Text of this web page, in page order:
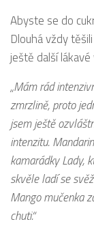
Abyste se do
Dlouhá vždy
ještě další lákavé
„Mám rád
zmrzlině, proto
jsem ještě
intenzitu.
kamarádky Lady,
skvěle ladí se
Mango mučenka
chuti.“